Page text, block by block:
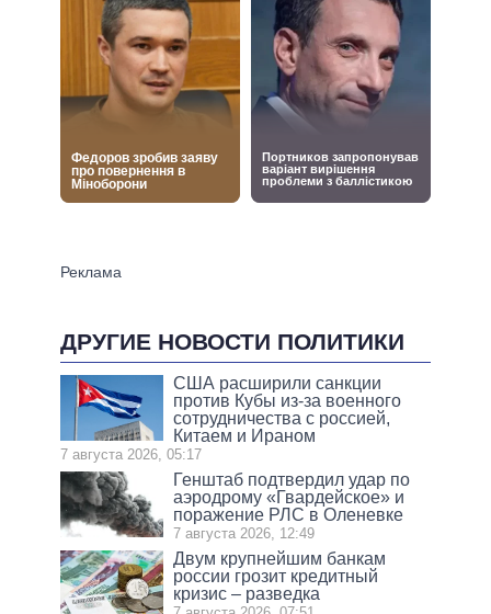
ДРУГИЕ НОВОСТИ ПОЛИТИКИ
США расширили санкции
против Кубы из-за военного
сотрудничества с россией,
Китаем и Ираном
7 августа 2026, 05:17
Генштаб подтвердил удар по
аэродрому «Гвардейское» и
поражение РЛС в Оленевке
7 августа 2026, 12:49
Двум крупнейшим банкам
россии грозит кредитный
кризис – разведка